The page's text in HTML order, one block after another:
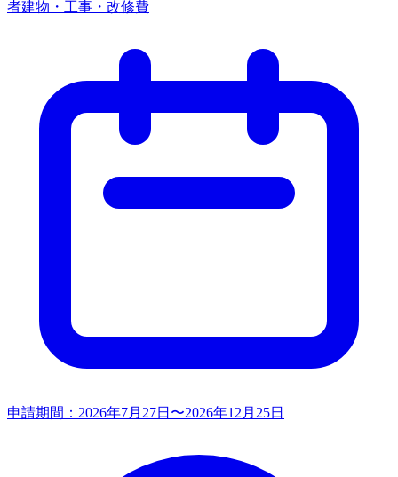
者建物・工事・改修費
申請期間： 2026年7月27日〜2026年12月25日